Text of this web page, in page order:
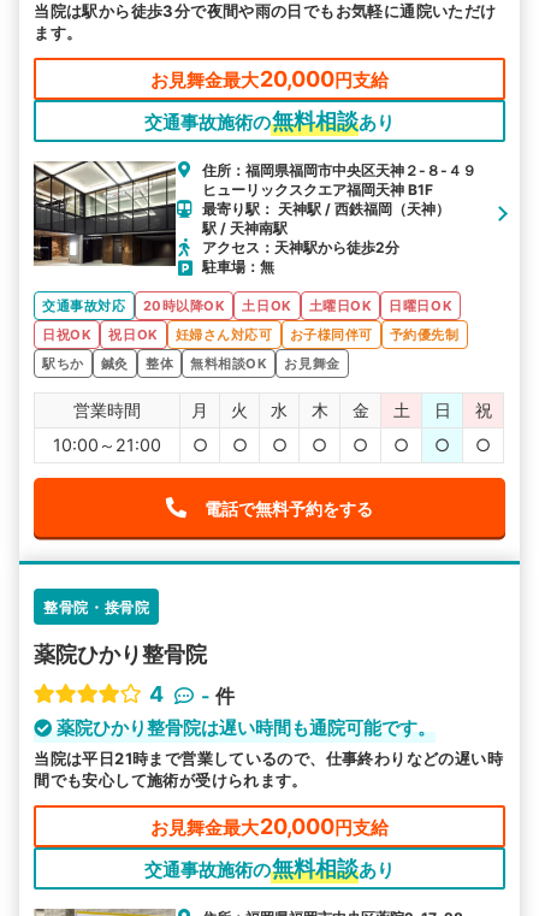
駅から探す 院名から探す
当院は駅から徒歩3分で夜間や雨の日でもお気軽に通院いただけ
ます。
お見舞金最大20,000円支給
交通事故施術の無料相談あり
住所：福岡県福岡市中央区天神２-８-４９
ヒューリックスクエア福岡天神 B1F
最寄り駅： 天神駅 / 西鉄福岡（天神）
駅 / 天神南駅
アクセス：天神駅から徒歩2分
駐車場：無
交通事故対応 20時以降OK 土日OK 土曜日OK
日曜日OK
日祝OK
祝日OK 妊婦さん対応可 お子様同伴可
予約優先制
駅ちか
鍼灸 整体 無料相談OK お見舞金
営業時間 月 火 水 木 金 土 日
祝
10:00～21:00
○ ○ ○ ○ ○ ○ ○ ○
電話で無料予約をする
整骨院・接骨院
薬院ひかり整骨院
4
- 件
薬院ひかり整骨院は遅い時間も通院可能です。
当院は平日21時まで営業しているので、仕事終わりなどの遅い時
間でも安心して施術が受けられます。
お見舞金最大20,000円支給
交通事故施術の無料相談あり